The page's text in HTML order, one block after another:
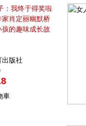
：我终于得奖啦
肖定丽幽默桥
的趣味成长故
出版社
車